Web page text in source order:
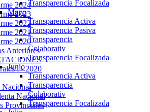
Transparencia Focalizada
Mayo
Transparencia Activa
Transparencia Pasiva
Transparencia
Colaborativ
Transparencia Focalizada
Junio
Transparencia Activa
Transparencia
Colaborativ
Transparencia Focalizada
2024
2023
2022
2021
2020
Anteriores
i - 2020
Nacional
Nacional
Provinciales